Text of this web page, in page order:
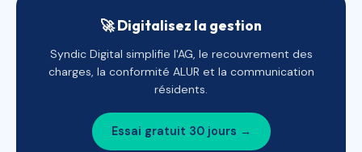
🚀 Digitalisez la gestion
Syndic Digital simplifie l'AG, le recouvrement des
charges, la conformité ALUR et la communication
résidents.
Essai gratuit 30 jours →